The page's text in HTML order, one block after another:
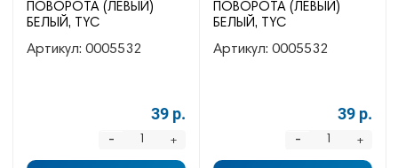
ПОВОРОТА (ЛЕВЫЙ)
БЕЛЫЙ, TYC
Артикул: 0005532
39 р.
+
-
ПОВОРОТА (ЛЕВЫЙ)
БЕЛЫЙ, TYC
Артикул: 0005532
39 р.
+
-